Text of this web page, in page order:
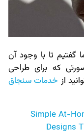
شما گفتیم تا با وجود آن
که برای طراحی
از خدمات سنجاق
11 Simple At-
Designs